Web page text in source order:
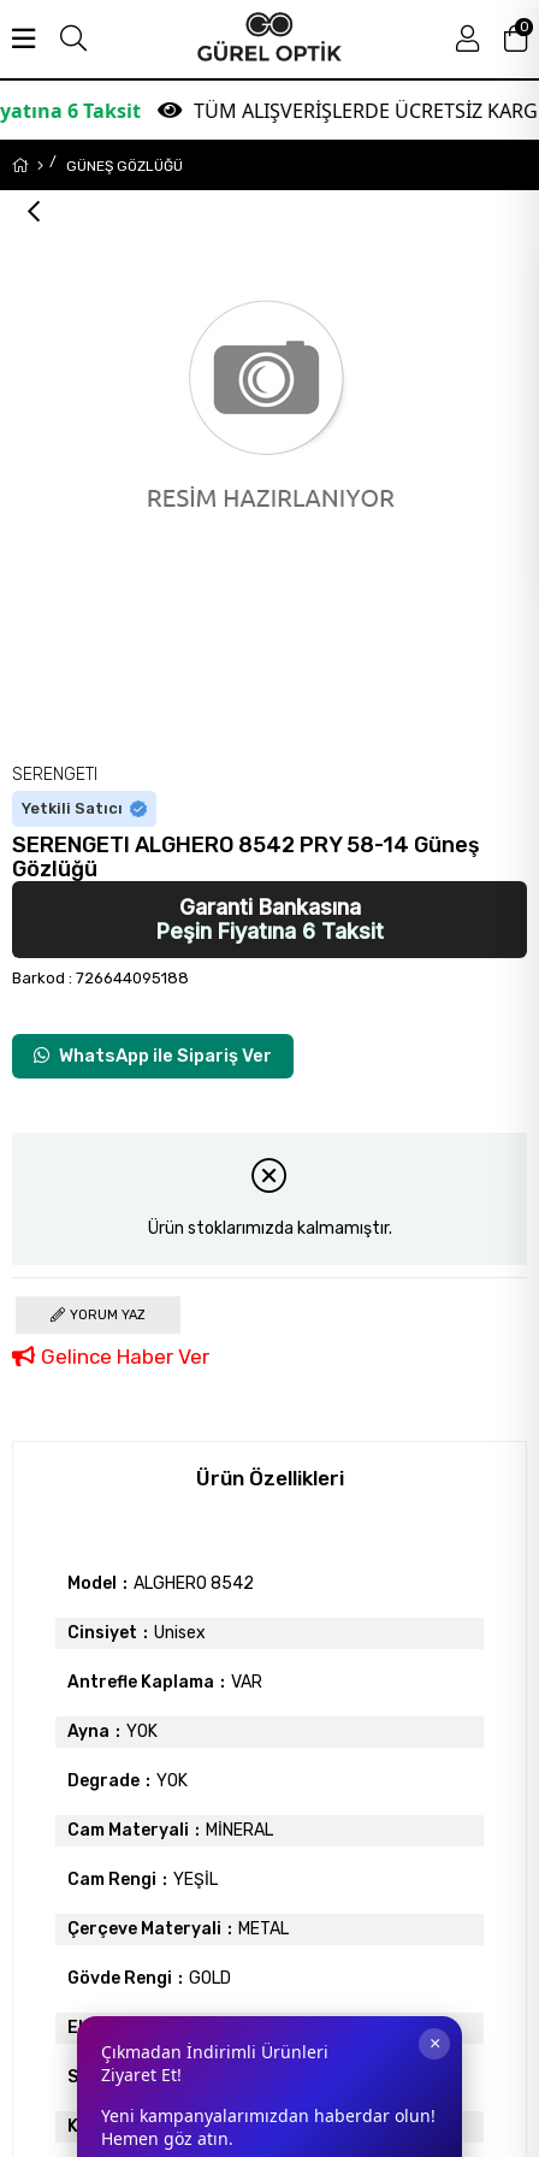
Taksit TÜM ALIŞVERİŞLERDE ÜCRETSİZ KARGO!
0
GÜNEŞ GÖZLÜĞÜ
SERENGETI
Yetkili Satıcı
SERENGETI ALGHERO 8542 PRY 58-14 Güneş
Gözlüğü
Garanti Bankasına
Peşin Fiyatına 6 Taksit
Barkod : 726644095188
WhatsApp ile Sipariş Ver
Ürün stoklarımızda kalmamıştır.
YORUM YAZ
Gelince Haber Ver
Ürün Özellikleri
Model ALGHERO 8542
Cinsiyet Unisex
Antrefle Kaplama VAR
Ayna YOK
Degrade YOK
Cam Materyali MİNERAL
Cam Rengi YEŞİL
Çerçeve Materyali METAL
Gövde Rengi GOLD
Ekartman
Sap Uzunlugu
Köprü Genişliği 14
×
Çıkmadan İndirimli Ürünleri
Ziyaret Et!
Yeni kampanyalarımızdan haberdar olun!
Hemen göz atın.